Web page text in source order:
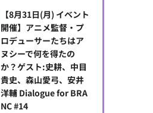
【8月31日(月) イベント
開催】アニメ監督・プ
ロデューサーたちはア
ヌシーで何を得たの
か？ゲスト:史耕、中目
貴史、森山愛弓、安井
洋輔 Dialogue for BRA
NC #14